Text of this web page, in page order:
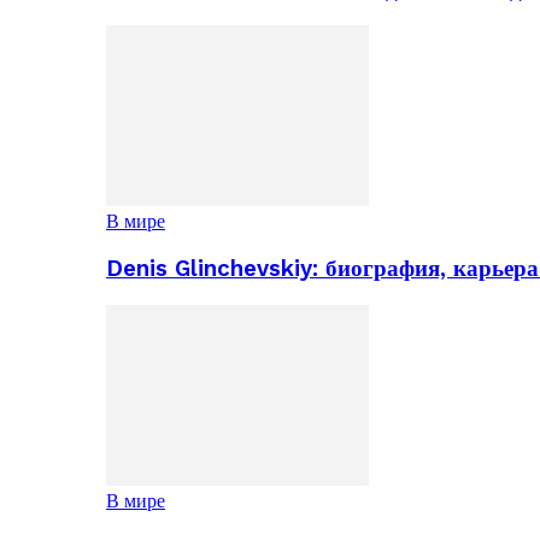
В мире
Denis Glinchevskiy: биография,
В мире